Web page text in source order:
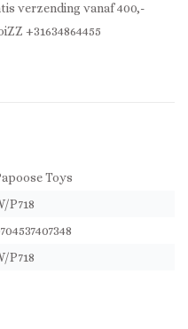
verzending vanaf 400,-
+31634864455
Toys
P718
P718